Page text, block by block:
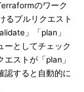
のワーク
るプルリクエスト
」「plan」
ーとしてチェック
ストが「plan」
認すると自動的に